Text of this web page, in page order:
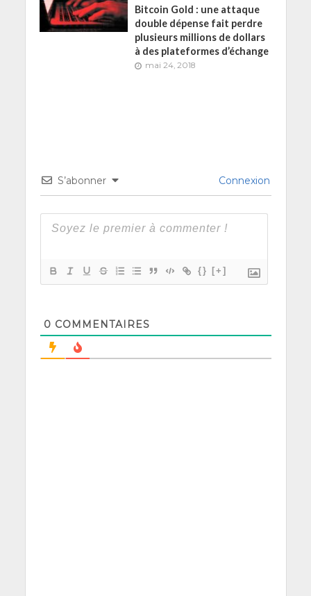
Bitcoin Gold : une attaque
double dépense fait perdre
plusieurs millions de dollars
à des plateformes d’échange
mai 24, 2018
S’abonner Connexion
{} [+]
0 COMMENTAIRES